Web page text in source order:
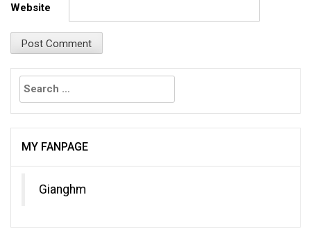
Website
Search
for:
MY FANPAGE
Gianghm